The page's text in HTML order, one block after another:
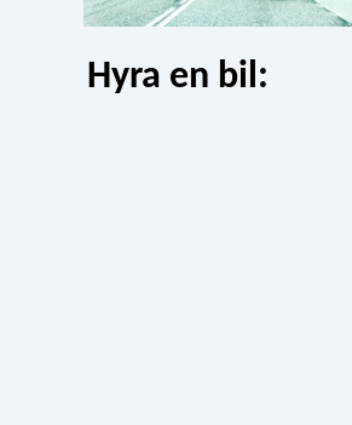
Hyra en bil: